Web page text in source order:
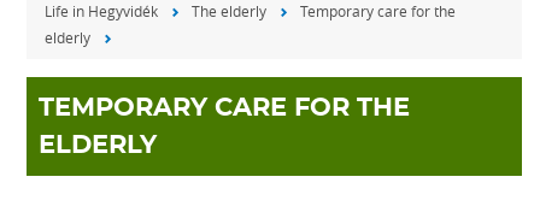
Life in Hegyvidék The elderly
Temporary care for the
elderly
TEMPORARY CARE FOR THE
ELDERLY